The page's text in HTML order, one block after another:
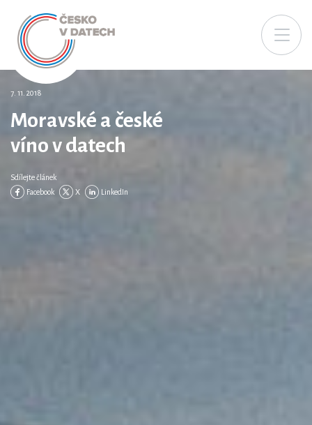
7. 11. 2018
Moravské a české
víno v datech
Sdílejte článek
Facebook
X LinkedIn